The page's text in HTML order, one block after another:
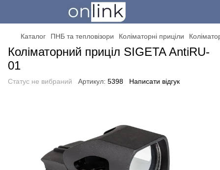
Каталог ПНБ та тепловізори Коліматорні приціли
Коліматорний приціл SIGETA AntiRU-
01
Статус не вибраний Артикул: 5398 Написати відгук